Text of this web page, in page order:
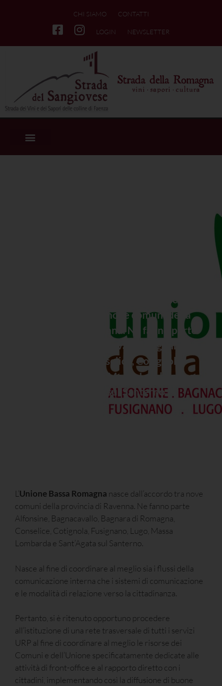
CHI SIAMO CONTATTI
LOGIN NEWSLETTER
L’Unione Bassa Romagna nasce
dall’accordo tra nove comuni della
provincia di Ravenna. Ne fanno parte
Alfonsine, Bagnacavallo, Bagnara di
Romagna, Conselice, Cotignola,
Fusignano, Lugo, Massa Lombarda e
Sant’Agata sul Santerno.
L’ Unione Bassa Romagna nasce dall’accordo tra nove
comuni della provincia di Ravenna. Ne fanno parte
Alfonsine, Bagnacavallo, Bagnara di Romagna,
Conselice, Cotignola, Fusignano, Lugo, Massa
Lombarda e Sant’Agata sul Santerno.
Nasce al fine di coordinare al meglio sia i flussi della
comunicazione interna che i sistemi di comunicazione
e le modalità di relazione verso la cittadinanza.
Pertanto, si è ritenuto opportuno procedere
all’istituzione di una rete trasversale di tutti i servizi
URP al fine di coordinare al meglio le risorse dei
Comuni e dell’Unione specificatamente dedicate alle
attività di front-office e al rapporto diretto con i
cittadini, implementando così la diffusione di buone